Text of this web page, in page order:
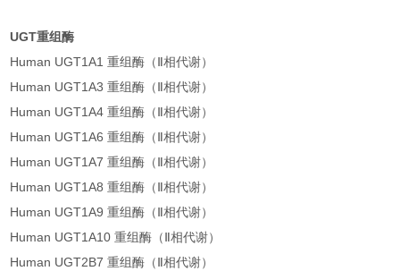
UGT重组酶
Human UGT1A1 重组酶（Ⅱ相代谢）
Human UGT1A3 重组酶（Ⅱ相代谢）
Human UGT1A4 重组酶（Ⅱ相代谢）
Human UGT1A6 重组酶（Ⅱ相代谢）
Human UGT1A7 重组酶（Ⅱ相代谢）
Human UGT1A8 重组酶（Ⅱ相代谢）
Human UGT1A9 重组酶（Ⅱ相代谢）
Human UGT1A10 重组酶（Ⅱ相代谢）
Human UGT2B7 重组酶（Ⅱ相代谢）